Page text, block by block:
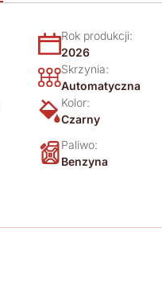
Rok produkcji:
2026
Skrzynia:
Automatyczna
Kolor:
Czarny
Paliwo:
Benzyna